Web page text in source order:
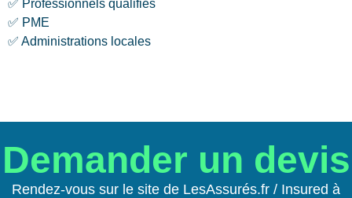
✅ Professionnels qualifiés
✅ PME
✅ Administrations locales
Demander un devis
Rendez-vous sur le site de LesAssurés.fr / Insured à